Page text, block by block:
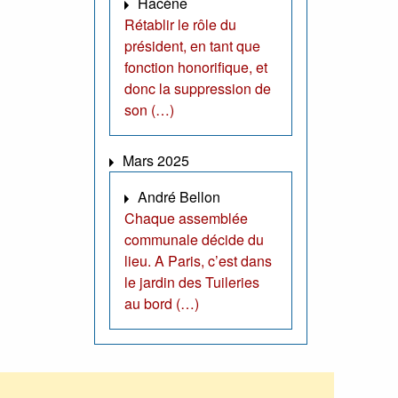
Rétablir le rôle du
président, en tant que
fonction honorifique, et
donc la suppression de
son (…)
Mars 2025
André Bellon
Chaque assemblée
communale décide du
lieu. A Paris, c’est dans
le jardin des Tuileries
au bord (…)